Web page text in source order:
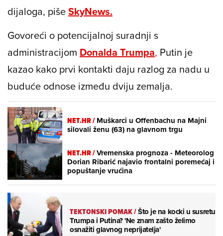
dijaloga, pišeSkyNews.
Govoreći o potencijalnoj suradnji s
administracijom Donalda Trumpa, Putin je
kazao kako prvi kontakti daju razlog za nadu u
buduće odnose između dviju zemalja.
NET.HR /Muškarci u Offenbachu na Majni
silovali ženu (63) na glavnom trgu
NET.HR /Vremenska prognoza - Meteorolog
Dorian Ribarić najavio frontalni poremećaj i
popuštanje vrućina
TEKTONSKI POMAK/Što je na kocki u susretu
Trumpa i Putina? 'Ne znam zašto želimo
osnažiti glavnog neprijatelja'